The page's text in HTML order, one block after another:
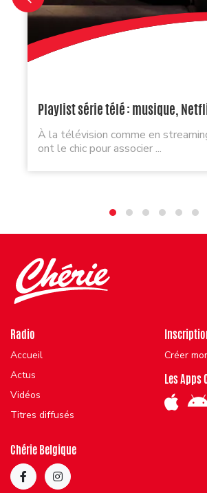
Playlist série télé : musique,
À la télévision comme en
ont le chic pour associer ...
Radio
Accueil
Actus
Vidéos
Titres diffusés
Créer
Les Apps
Chérie Belgique